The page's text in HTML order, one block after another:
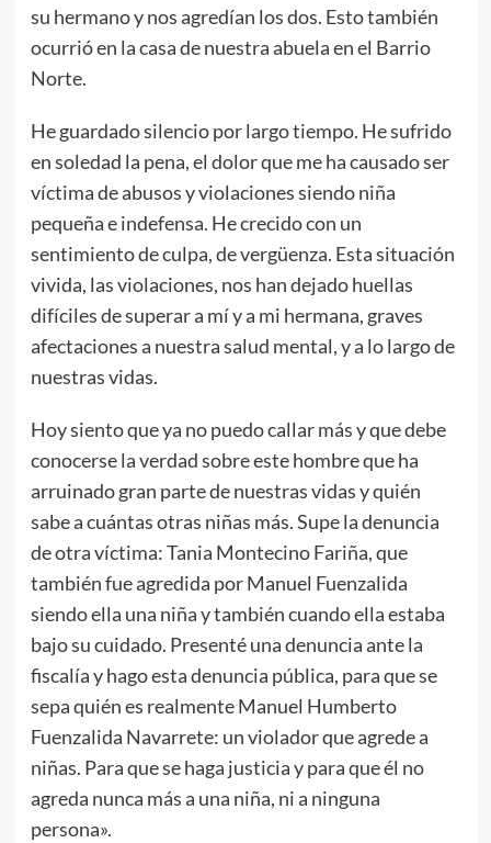
su hermano y nos agredían los dos. Esto también
ocurrió en la casa de nuestra abuela en el Barrio
Norte.
He guardado silencio por largo tiempo. He sufrido
en soledad la pena, el dolor que me ha causado ser
víctima de abusos y violaciones siendo niña
pequeña e indefensa. He crecido con un
sentimiento de culpa, de vergüenza. Esta situación
vivida, las violaciones, nos han dejado huellas
difíciles de superar a mí y a mi hermana, graves
afectaciones a nuestra salud mental, y a lo largo de
nuestras vidas.
Hoy siento que ya no puedo callar más y que debe
conocerse la verdad sobre este hombre que ha
arruinado gran parte de nuestras vidas y quién
sabe a cuántas otras niñas más. Supe la denuncia
de otra víctima: Tania Montecino Fariña, que
también fue agredida por Manuel Fuenzalida
siendo ella una niña y también cuando ella estaba
bajo su cuidado. Presenté una denuncia ante la
fiscalía y hago esta denuncia pública, para que se
sepa quién es realmente Manuel Humberto
Fuenzalida Navarrete: un violador que agrede a
niñas. Para que se haga justicia y para que él no
agreda nunca más a una niña, ni a ninguna
persona».